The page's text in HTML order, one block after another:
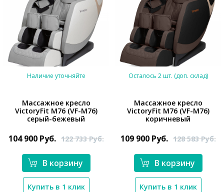
*}
Наличие уточняйте
Массажное кресло
VictoryFit M76 (VF-M76)
серый-бежевый
104 900 Руб. 122 733Руб.
В корзину
Купить в 1 клик
*}
Осталось 2 шт. (доп. склад)
Массажное кресло
VictoryFit M76 (VF-M76)
коричневый
109 900 Руб. 128 583Руб.
В корзину
Купить в 1 клик